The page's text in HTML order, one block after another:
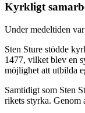
Kyrkligt
Under medeltiden
Sten Sture stödde
1477, vilket blev en
möjlighet att utbilda
Samtidigt som Sten
rikets styrka. Genom